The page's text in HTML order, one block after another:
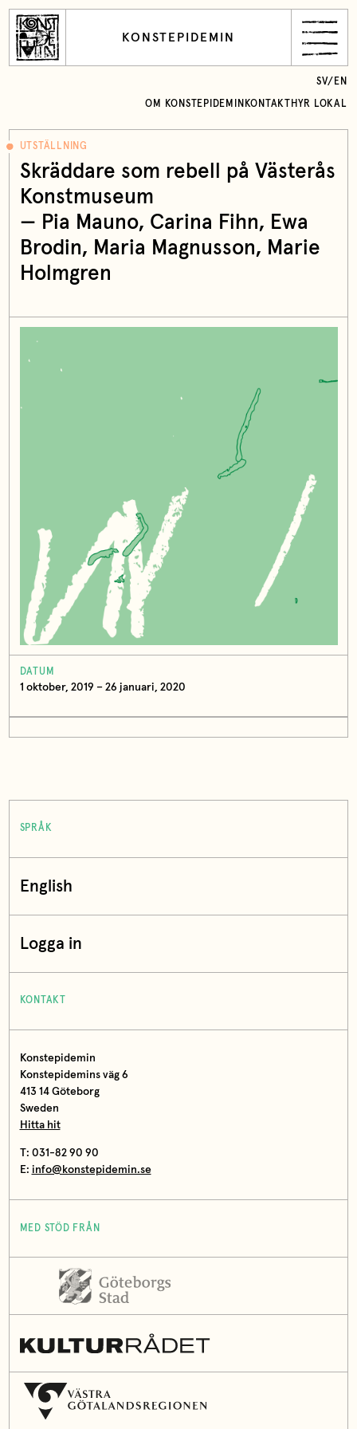
KONSTEPIDEMIN
OM KONSTEPIDEMIN KONTAKT HYR LOKAL
SV/ EN
UTSTÄLLNING
Skräddare som rebell på Västerås
Konstmuseum
— Pia Mauno, Carina Fihn, Ewa
Brodin, Maria Magnusson, Marie
Holmgren
DATUM
1 oktober, 2019 – 26 januari, 2020
SPRÅK
English
Logga in
KONTAKT
Konstepidemin
Konstepidemins väg 6
413 14 Göteborg
Sweden
Hitta hit
T: 031-82 90 90
E: info@konstepidemin.se
MED STÖD FRÅN